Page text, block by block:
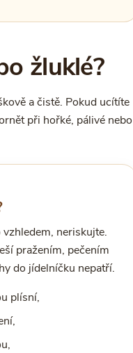
žluklé?
a čistě. Pokud ucítíte
při hořké, pálivé nebo
neriskujte.
pražením, pečením
do jídelníčku nepatří.
plísní,